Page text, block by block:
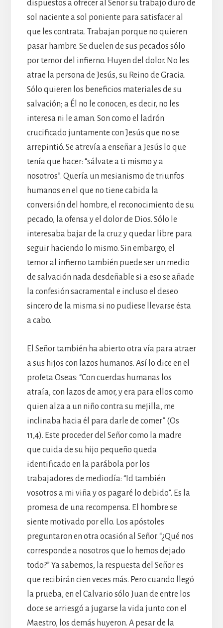
dispuestos a ofrecer al Señor su trabajo duro de
sol naciente a sol poniente para satisfacer al
que les contrata. Trabajan porque no quieren
pasar hambre. Se duelen de sus pecados sólo
por temor del infierno. Huyen del dolor. No les
atrae la persona de Jesús, su Reino de Gracia.
Sólo quieren los beneficios materiales de su
salvación; a Él no le conocen, es decir, no les
interesa ni le aman. Son como el ladrón
crucificado juntamente con Jesús que no se
arrepintió. Se atrevía a enseñar a Jesús lo que
tenía que hacer: “sálvate a ti mismo y a
nosotros”. Quería un mesianismo de triunfos
humanos en el que no tiene cabida la
conversión del hombre, el reconocimiento de su
pecado, la ofensa y el dolor de Dios. Sólo le
interesaba bajar de la cruz y quedar libre para
seguir haciendo lo mismo. Sin embargo, el
temor al infierno también puede ser un medio
de salvación nada desdeñable si a eso se añade
la confesión sacramental e incluso el deseo
sincero de la misma si no pudiese llevarse ésta
a cabo.
El Señor también ha abierto otra vía para atraer
a sus hijos con lazos humanos. Así lo dice en el
profeta Oseas: “Con cuerdas humanas los
atraía, con lazos de amor, y era para ellos como
quien alza a un niño contra su mejilla, me
inclinaba hacia él para darle de comer” (Os
11,4). Este proceder del Señor como la madre
que cuida de su hijo pequeño queda
identificado en la parábola por los
trabajadores de mediodía: “Id también
vosotros a mi viña y os pagaré lo debido”. Es la
promesa de una recompensa. El hombre se
siente motivado por ello. Los apóstoles
preguntaron en otra ocasión al Señor. “¿Qué nos
corresponde a nosotros que lo hemos dejado
todo?” Ya sabemos, la respuesta del Señor es
que recibirán cien veces más. Pero cuando llegó
la prueba, en el Calvario sólo Juan de entre los
doce se arriesgó a jugarse la vida junto con el
Maestro, los demás huyeron. A pesar de la